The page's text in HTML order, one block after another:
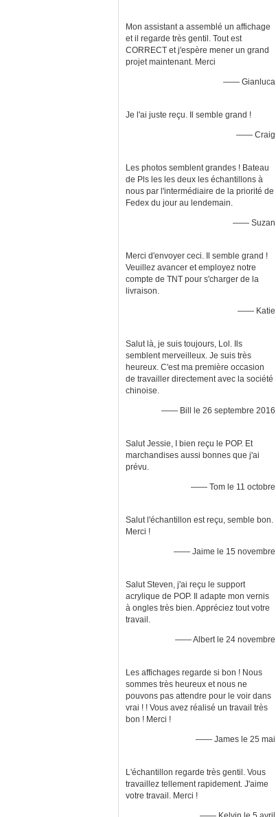
Mon assistant a assemblé un affichage
et il regarde très gentil. Tout est
CORRECT et j'espère mener un grand
projet maintenant. Merci
—— Gianluca
Je l'ai juste reçu. Il semble grand !
—— Craig
Les photos semblent grandes ! Bateau
de Pls les les deux les échantillons à
nous par l'intermédiaire de la priorité de
Fedex du jour au lendemain.
—— Suzan
Merci d'envoyer ceci. Il semble grand !
Veuillez avancer et employez notre
compte de TNT pour s'charger de la
livraison.
—— Katie
Salut là, je suis toujours, Lol. Ils
semblent merveilleux. Je suis très
heureux. C'est ma première occasion
de travailler directement avec la société
chinoise.
—— Bill le 26 septembre 2016
Salut Jessie, I bien reçu le POP. Et
marchandises aussi bonnes que j'ai
prévu.
—— Tom le 11 octobre
Salut l'échantillon est reçu, semble bon.
Merci !
—— Jaime le 15 novembre
Salut Steven, j'ai reçu le support
acrylique de POP. Il adapte mon vernis
à ongles très bien. Appréciez tout votre
travail.
—— Albert le 24 novembre
Les affichages regarde si bon ! Nous
sommes très heureux et nous ne
pouvons pas attendre pour le voir dans
vrai ! ! Vous avez réalisé un travail très
bon ! Merci !
—— James le 25 mai
L'échantillon regarde très gentil. Vous
travaillez tellement rapidement. J'aime
votre travail. Merci !